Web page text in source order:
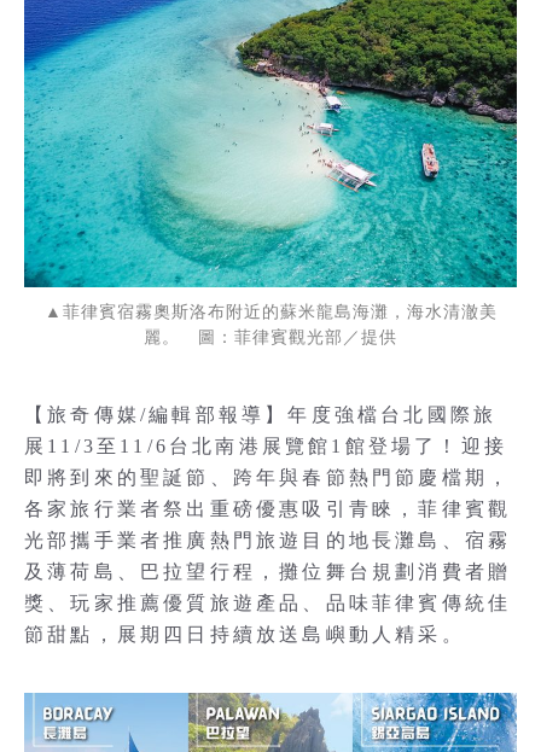
▲菲律賓宿霧奧斯洛布附近的蘇米龍島海灘，海水清澈美
麗。 圖：菲律賓觀光部／提供
【旅奇傳媒/編輯部報導】年度強檔台北國際旅
展11/3至11/6台北南港展覽館1館登場了！迎接
即將到來的聖誕節、跨年與春節熱門節慶檔期，
各家旅行業者祭出重磅優惠吸引青睞，菲律賓觀
光部攜手業者推廣熱門旅遊目的地長灘島、宿霧
及薄荷島、巴拉望行程，攤位舞台規劃消費者贈
獎、玩家推薦優質旅遊產品、品味菲律賓傳統佳
節甜點，展期四日持續放送島嶼動人精采。